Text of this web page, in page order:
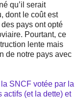
qu’il serait
dont le coût est
pays ont opté
Pourtant, ce
lente mais
de notre pays avec
SNCF votée par la
actifs (et la dette) et